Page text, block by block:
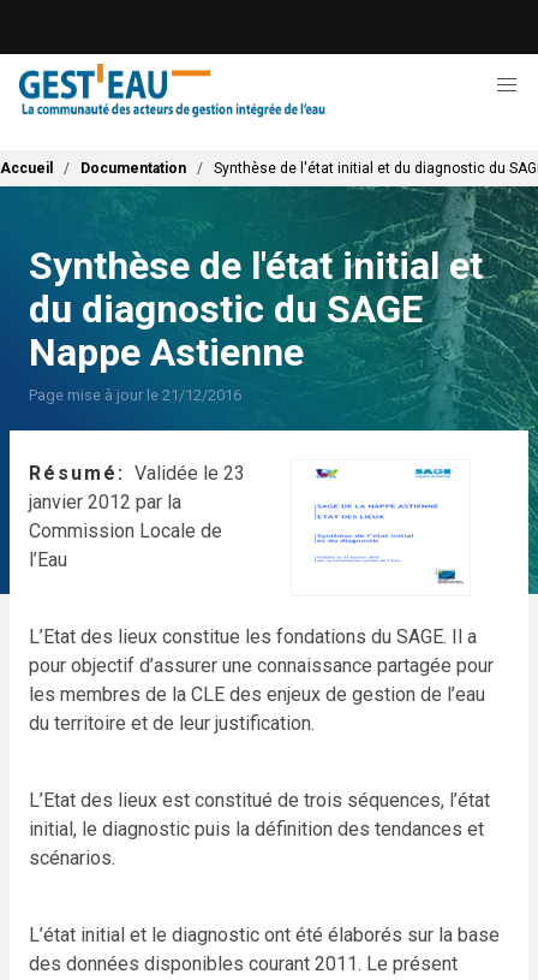
contenu
principal
Fil d'Ariane
Accueil Documentation Synthèse de l'état initial et du diagnostic du
Synthèse de l'état initial et
du diagnostic du SAGE
Nappe Astienne
Page mise à jour le 21/12/2016
Résumé
Validée le 23
janvier 2012 par la
Commission Locale de
l’Eau
L’Etat des lieux constitue les fondations du SAGE. Il a
pour objectif d’assurer une connaissance partagée pour
les membres de la CLE des enjeux de gestion de l’eau
du territoire et de leur justification.
L’Etat des lieux est constitué de trois séquences, l’état
initial, le diagnostic puis la définition des tendances et
scénarios.
L’état initial et le diagnostic ont été élaborés sur la base
des données disponibles courant 2011. Le présent